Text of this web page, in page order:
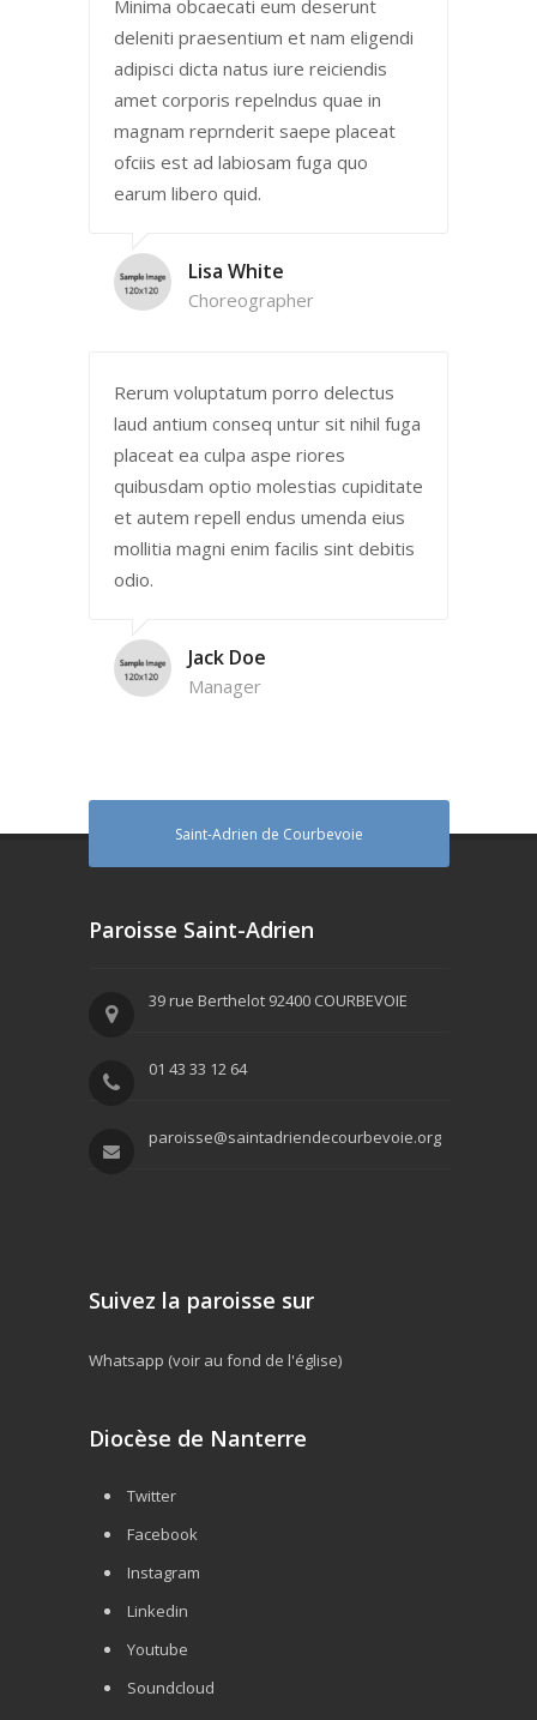
Minima obcaecati eum deserunt
deleniti praesentium et nam eligendi
adipisci dicta natus iure reiciendis
amet corporis repelndus quae in
magnam reprnderit saepe placeat
ofciis est ad labiosam fuga quo
earum libero quid.
Lisa White
Choreographer
Rerum voluptatum porro delectus
laud antium conseq untur sit nihil fuga
placeat ea culpa aspe riores
quibusdam optio molestias cupiditate
et autem repell endus umenda eius
mollitia magni enim facilis sint debitis
odio.
Jack Doe
Manager
Saint-Adrien de Courbevoie
Paroisse Saint-Adrien
39 rue Berthelot 92400 COURBEVOIE
01 43 33 12 64
paroisse@saintadriendecourbevoie.org
Suivez la paroisse sur
Whatsapp (voir au fond de l'église)
Diocèse de Nanterre
Twitter
Facebook
Instagram
Linkedin
Youtube
Soundcloud